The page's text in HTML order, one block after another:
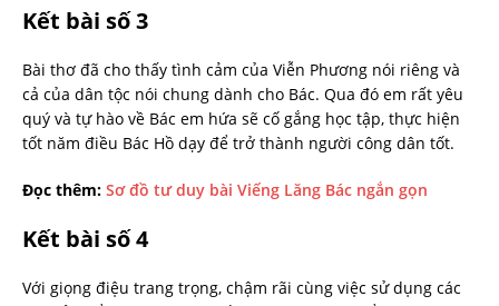
Kết bài số 3
Bài thơ đã cho thấy tình cảm của Viễn Phương nói riêng và
cả của dân tộc nói chung dành cho Bác. Qua đó em rất yêu
quý và tự hào về Bác em hứa sẽ cố gắng học tập, thực hiện
tốt năm điều Bác Hồ dạy để trở thành người công dân tốt.
Đọc thêm: Sơ đồ tư duy bài Viếng Lăng Bác ngắn gọn
Kết bài số 4
Với giọng điệu trang trọng, chậm rãi cùng việc sử dụng các